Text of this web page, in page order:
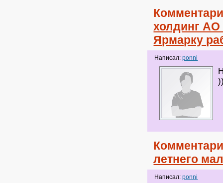
холдинг АО
Ярмарку
Написал:ponni
летнего
Написал:ponni